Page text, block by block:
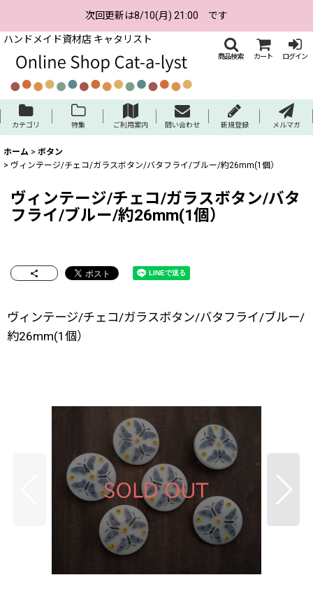
次回更新は8/10(月) 21:00 です
ハンドメイド資材店 キャタリスト
商品検索 カート ログイン
カテゴリ 特集 ご利用案内 問い合わせ 新規登録 メルマガ
ホーム > ボタン
> ヴィンテージ/チェコ/ガラスボタン/バタフライ/ブルー/約26mm(1個）
ヴィンテージ/チェコ/ガラスボタン/バタ
フライ/ブルー/約26mm(1個）
ヴィンテージ/チェコ/ガラスボタン/バタフライ/ブルー/
約26mm(1個）